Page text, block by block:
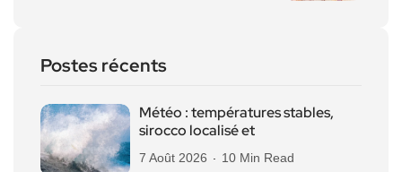
Postes récents
Météo : températures stables,
sirocco localisé et
7 Août 2026 10 Min Read